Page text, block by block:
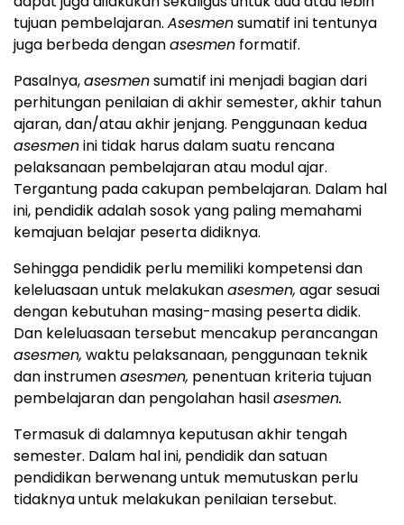
tujuan pembelajaran. Asesmensumatif ini tentunya
juga berbeda denganasesmen formatif.
Pasalnya,asesmensumatif ini menjadi bagian dari
perhitungan penilaian di akhir semester, akhir tahun
ajaran, dan/atau akhir jenjang. Penggunaan kedua
asesmenini tidak harus dalam suatu rencana
pelaksanaan pembelajaran atau modul ajar.
Tergantung pada cakupan pembelajaran. Dalam hal
ini, pendidik adalah sosok yang paling memahami
kemajuan belajar peserta didiknya.
Sehingga pendidik perlu memiliki kompetensi dan
keleluasaan untuk melakukanasesmen, agar sesuai
dengan kebutuhan masing-masing peserta didik.
Dan keleluasaan tersebut mencakup perancangan
asesmen, waktu pelaksanaan, penggunaan teknik
dan instrumenasesmen, penentuan kriteria tujuan
pembelajaran dan pengolahan hasilasesmen.
Termasuk di dalamnya keputusan akhir tengah
semester. Dalam hal ini, pendidik dan satuan
pendidikan berwenang untuk memutuskan perlu
tidaknya untuk melakukan penilaian tersebut.